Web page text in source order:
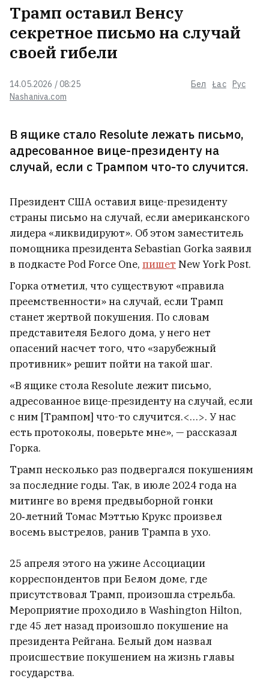
Nashaniva.com
14.05.2026 / 08:25 Бел Łac Рус
Трамп оставил Венсу
секретное письмо на случай
своей гибели
В ящике стало Resolute лежать письмо,
адресованное вице-президенту на
случай, если с Трампом что-то случится.
Президент США оставил вице-президенту
страны письмо на случай, если американского
лидера «ликвидируют». Об этом заместитель
помощника президента Sebastian Gorka заявил
в подкасте Pod Force One, пишет New York Post.
Горка отметил, что существуют «правила
преемственности» на случай, если Трамп
станет жертвой покушения. По словам
представителя Белого дома, у него нет
опасений насчет того, что «зарубежный
противник» решит пойти на такой шаг.
«В ящике стола Resolute лежит письмо,
адресованное вице-президенту на случай, если
с ним [Трампом] что-то случится.<…>. У нас
есть протоколы, поверьте мне», — рассказал
Горка.
Трамп несколько раз подвергался покушениям
за последние годы. Так, в июле 2024 года на
митинге во время предвыборной гонки
20‑летний Томас Мэттью Крукс произвел
восемь выстрелов, ранив Трампа в ухо.
25 апреля этого на ужине Ассоциации
корреспондентов при Белом доме, где
присутствовал Трамп, произошла стрельба.
Мероприятие проходило в Washington Hilton,
где 45 лет назад произошло покушение на
президента Рейгана. Белый дом назвал
происшествие покушением на жизнь главы
государства.
Путин может попытаться
атаковать НАТО уже осенью,
считает разведка США
Навроцкий: Украина может
рассчитывать на помощь, потому
ГУР показало, как морские дроны
работали по Ялте ВИДЕО
В Венесуэле начались переговоры
между властями и оппозицией
«Я стал счастливым». Работа на
стройке приносит хорошие
деньги, а общественная
активность — моральную силу.
Бывший калиновец Кусь
внутреннее равновесие
13